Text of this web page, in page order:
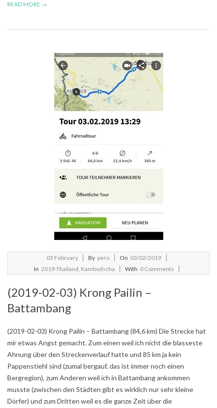
READ MORE →
03 February By pero On 03/02/2019
In 2019-Thailand, Kambodscha With 0 Comments
(2019-02-03) Krong Pailin –
Battambang
(2019-02-03) Krong Pailin – Battambang (84,6 km) Die Strecke hat
mir etwas Angst gemacht. Zum einen weil ich nicht die blasseste
Ahnung über den Streckenverlauf hatte und 85 km ja kein
Pappenstiehl sind (zumal bergauf, das ist immer noch einen
Bergregion), zum Anderen weil ich in Battambang ankommen
musste (zwischen den Städten gibt es wirklich nur sehr kleine
Dörfer) und zum Dritten weil es die ganze Zeit über die